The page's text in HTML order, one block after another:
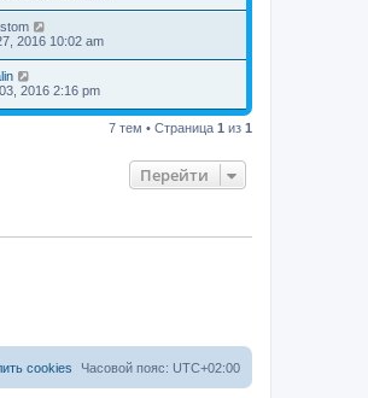
2016 10:02 am
2016 2:16 pm
7 тем • Страница 1 из 1
Перейти
Часовой пояс: UTC+02:00
cookies